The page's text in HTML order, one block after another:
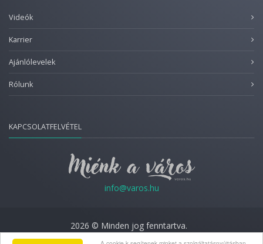
Videók
Karrier
Ajánlólevelek
Rólunk
KAPCSOLATFELVÉTEL
info@varos.hu
2026 © Minden jog fenntartva.